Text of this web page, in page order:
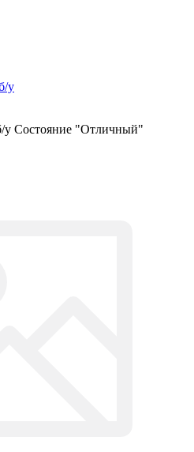
у
у Состояние "Отличный"